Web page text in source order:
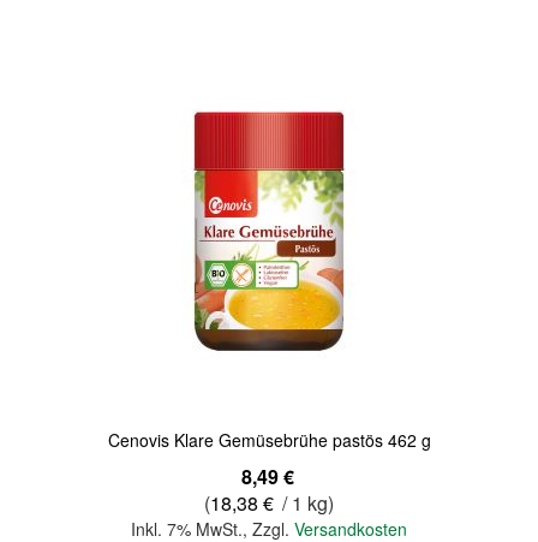
Cenovis Klare Gemüsebrühe pastös 462 g
8,49 €
(18,38 € / 1 kg)
Inkl. 7% MwSt., Zzgl. Versandkosten